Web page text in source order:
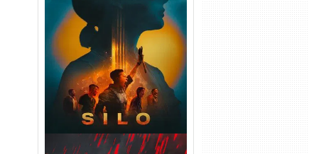
Silo 2ª Temporada (2024)
WEB-DL 1080p Dual Áudio